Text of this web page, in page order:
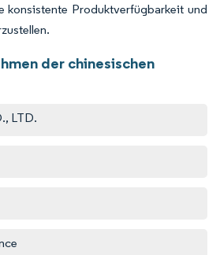
konsistente Produktverfügbarkeit und
der chinesischen
LTD.